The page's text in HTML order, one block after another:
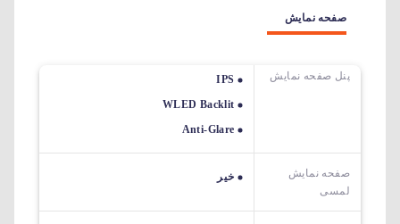
صفحه نمایش
پنل صفحه نمایش
IPS
WLED Backlit
Anti-Glare
صفحه نمایش
لمسی
خیر